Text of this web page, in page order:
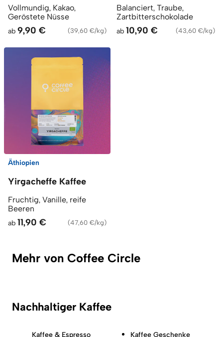
Vollmundig, Kakao,
Geröstete Nüsse
ab 9,90 € (39,60 €/kg)
Balanciert, Traube,
Zartbitterschokolade
ab 10,90 € (43,60 €/kg)
Äthiopien
Yirgacheffe Kaffee
Fruchtig, Vanille, reife
Beeren
ab 11,90 € (47,60 €/kg)
Mehr von Coffee Circle
Nachhaltiger Kaffee
Kaffee & Espresso Kaffee Geschenke